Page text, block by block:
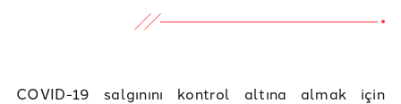
COVID-19 salgınını kontrol altına almak için